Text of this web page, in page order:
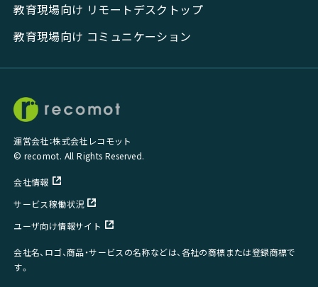
教育現場向け リモートデスクトップ
教育現場向け コミュニケーション
運営会社：株式会社レコモット
© recomot. All Rights Reserved.
会社情報
サービス稼働状況
ユーザ向け情報サイト
会社名、ロゴ、商品・サービスの名称などは、各社の商標または登録商標で
す。